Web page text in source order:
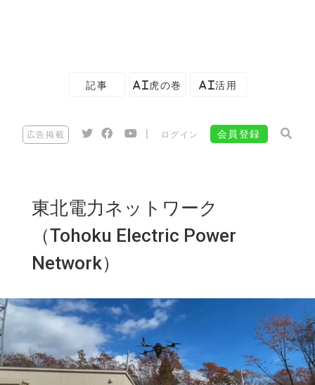
記事 AI虎の巻 AI活用
広告掲載 ログイン 会員登録
東北電力ネットワーク
（Tohoku Electric Power
Network）